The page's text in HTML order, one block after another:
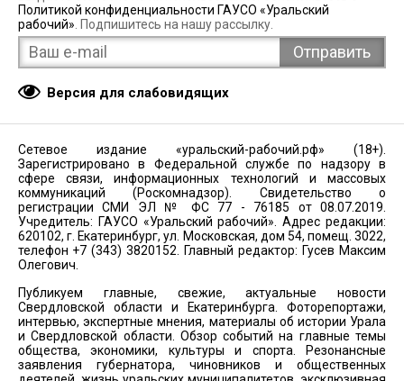
Политикой конфиденциальности ГАУСО «Уральский
рабочий» . Подпишитесь на нашу рассылку.
Версия для слабовидящих
Сетевое издание «уральский-рабочий.рф» (18+).
Зарегистрировано в Федеральной службе по надзору в
сфере связи, информационных технологий и массовых
коммуникаций (Роскомнадзор). Свидетельство о
регистрации СМИ ЭЛ № ФС 77 - 76185 от 08.07.2019.
Учредитель: ГАУСО «Уральский рабочий». Адрес редакции:
620102, г. Екатеринбург, ул. Московская, дом 54, помещ. 3022,
телефон +7 (343) 3820152. Главный редактор: Гусев Максим
Олегович.
Публикуем главные, свежие, актуальные новости
Свердловской области и Екатеринбурга. Фоторепортажи,
интервью, экспертные мнения, материалы об истории Урала
и Свердловской области. Обзор событий на главные темы
общества, экономики, культуры и спорта. Резонансные
заявления губернатора, чиновников и общественных